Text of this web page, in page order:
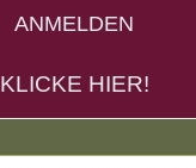
ANMELDEN
KLICKE HIER!